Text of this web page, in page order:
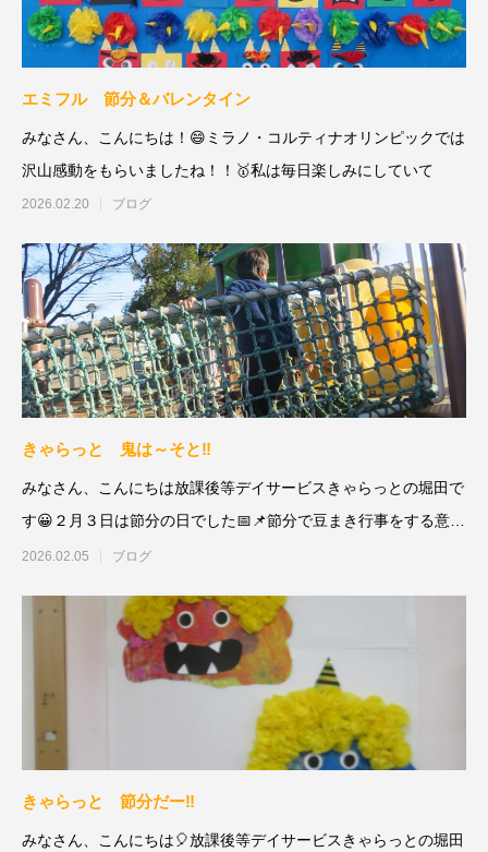
エミフル 節分＆バレンタイン
みなさん、こんにちは！😄ミラノ・コルティナオリンピックでは
沢山感動をもらいましたね！！🥇私は毎日楽しみにしていて
2026.02.20 ブログ
きゃらっと 鬼は～そと‼
みなさん、こんにちは放課後等デイサービスきゃらっとの堀田で
す😀２月３日は節分の日でした📅📌節分で豆まき行事をする意味
は「無病息災
2026.02.05 ブログ
きゃらっと 節分だー‼
みなさん、こんにちは🎈放課後等デイサービスきゃらっとの堀田